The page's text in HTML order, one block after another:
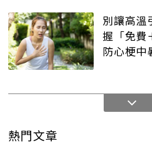
別讓高溫
握「免費
防心梗中
熱門文章